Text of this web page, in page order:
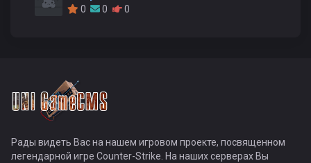
0
0 0
Рады видеть Вас на нашем игровом проекте, посвященном
легендарной игре Counter-Strike. На наших серверах Вы